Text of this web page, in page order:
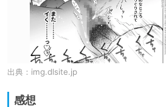
出典： img.dlsite.jp
感想